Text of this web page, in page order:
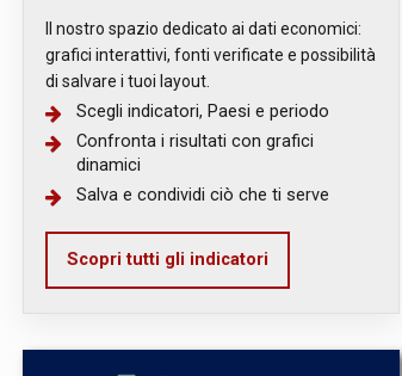
Il nostro spazio dedicato ai dati economici:
grafici interattivi, fonti verificate e possibilità
di salvare i tuoi layout.
Scegli indicatori, Paesi e periodo
Confronta i risultati con grafici
dinamici
Salva e condividi ciò che ti serve
Scopri tutti gli indicatori